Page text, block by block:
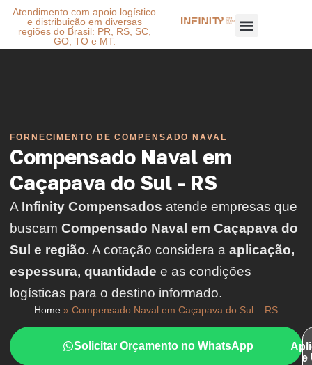
Atendimento com apoio logístico
e distribuição em diversas
regiões do Brasil: PR, RS, SC,
GO, TO e MT.
FORNECIMENTO DE COMPENSADO NAVAL
Compensado Naval em
Caçapava do Sul - RS
A Infinity Compensados atende empresas que
buscam Compensado Naval em Caçapava do
Sul e região. A cotação considera a aplicação,
espessura, quantidade e as condições
logísticas para o destino informado.
Home » Compensado Naval em Caçapava do Sul – RS
Solicitar Orçamento no WhatsApp
e